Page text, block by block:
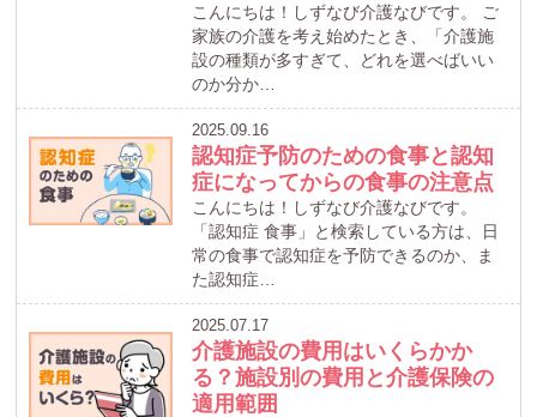
こんにちは！しずなび介護なびです。 ご
家族の介護を考え始めたとき、「介護施
設の種類が多すぎて、どれを選べばいい
のか分か…
2025.09.16
認知症予防のための食事と認知
症になってからの食事の注意点
こんにちは！しずなび介護なびです。
「認知症 食事」と検索している方は、日
常の食事で認知症を予防できるのか、ま
た認知症…
2025.07.17
介護施設の費用はいくらかか
る？施設別の費用と介護保険の
適用範囲